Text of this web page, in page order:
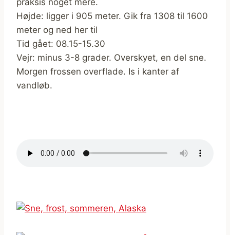
praksis noget mere.
Højde: ligger i 905 meter. Gik fra 1308 til 1600
meter og ned her til
Tid gået: 08.15-15.30
Vejr: minus 3-8 grader. Overskyet, en del sne.
Morgen frossen overflade. Is i kanter af
vandløb.